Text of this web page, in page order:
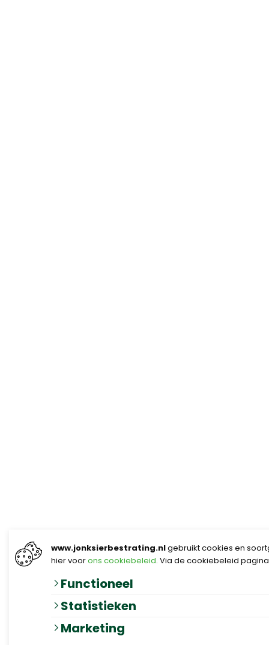
www.jonksierbestrating.nlgebruikt cookies en
hier voorons cookiebeleid. Via de cookiebeleid
Functioneel
Statistieken
Marketing